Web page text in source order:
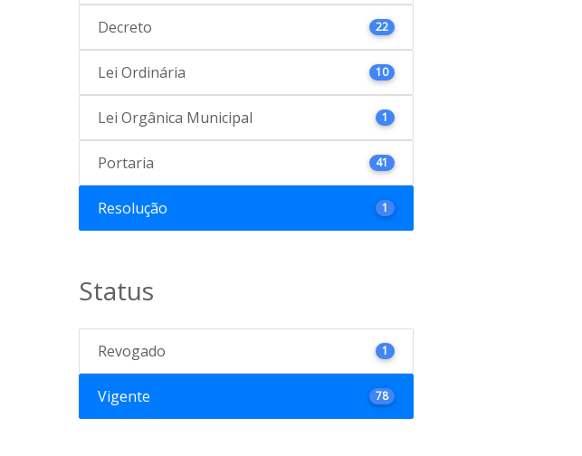
Decreto 22
Lei Ordinária 10
Lei Orgânica Municipal 1
Portaria 41
Resolução 1
Status
Revogado 1
Vigente 78